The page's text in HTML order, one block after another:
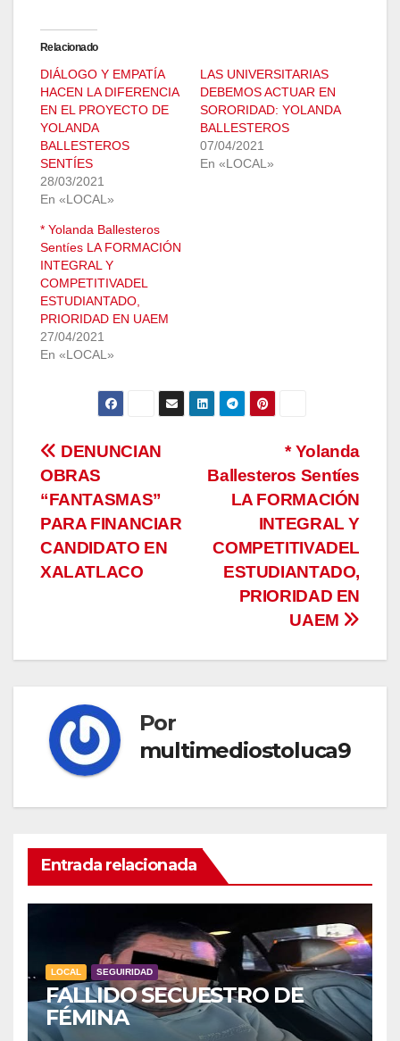
Relacionado
DIÁLOGO Y EMPATÍA
HACEN LA DIFERENCIA
EN EL PROYECTO DE
YOLANDA
BALLESTEROS
SENTÍES
28/03/2021
En «LOCAL»
LAS UNIVERSITARIAS
DEBEMOS ACTUAR EN
SORORIDAD: YOLANDA
BALLESTEROS
07/04/2021
En «LOCAL»
* Yolanda Ballesteros
Sentíes LA FORMACIÓN
INTEGRAL Y
COMPETITIVADEL
ESTUDIANTADO,
PRIORIDAD EN UAEM
27/04/2021
En «LOCAL»
Navegación
de
entradas
* Yolanda
Ballesteros Sentíes
LA FORMACIÓN
INTEGRAL Y
COMPETITIVADEL
ESTUDIANTADO,
PRIORIDAD EN
UAEM
DENUNCIAN
OBRAS
“FANTASMAS”
PARA FINANCIAR
CANDIDATO EN
XALATLACO
Por
multimediostoluca9
Entrada relacionada
LOCAL SEGUIRIDAD
FALLIDO SECUESTRO DE
FÉMINA